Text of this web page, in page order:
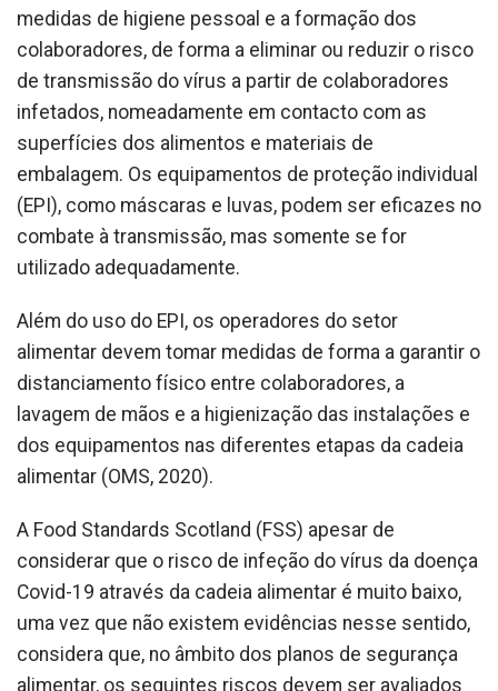
medidas de higiene pessoal e a formação dos
colaboradores, de forma a eliminar ou reduzir o risco
de transmissão do vírus a partir de colaboradores
infetados, nomeadamente em contacto com as
superfícies dos alimentos e materiais de
embalagem. Os equipamentos de proteção individual
(EPI), como máscaras e luvas, podem ser eficazes no
combate à transmissão, mas somente se for
utilizado adequadamente.
Além do uso do EPI, os operadores do setor
alimentar devem tomar medidas de forma a garantir o
distanciamento físico entre colaboradores, a
lavagem de mãos e a higienização das instalações e
dos equipamentos nas diferentes etapas da cadeia
alimentar (OMS, 2020).
A Food Standards Scotland (FSS) apesar de
considerar que o risco de infeção do vírus da doença
Covid-19 através da cadeia alimentar é muito baixo,
uma vez que não existem evidências nesse sentido,
considera que, no âmbito dos planos de segurança
alimentar, os seguintes riscos devem ser avaliados